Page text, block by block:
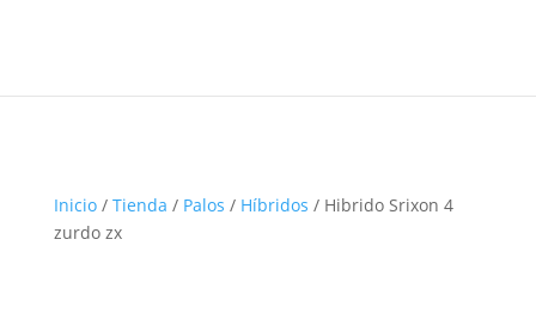
Inicio/ Tienda / Palos / Híbridos / Hibrido Srixon 4
zurdo zx